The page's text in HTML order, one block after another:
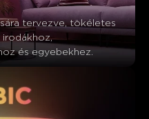
tervezve, tökéletes
irodákhoz,
és egyebekhez.